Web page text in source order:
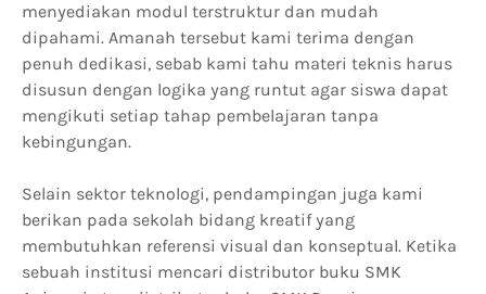
menyediakan modul terstruktur dan mudah
dipahami. Amanah tersebut kami terima dengan
penuh dedikasi, sebab kami tahu materi teknis harus
disusun dengan logika yang runtut agar siswa dapat
mengikuti setiap tahap pembelajaran tanpa
kebingungan.
Selain sektor teknologi, pendampingan juga kami
berikan pada sekolah bidang kreatif yang
membutuhkan referensi visual dan konseptual. Ketika
sebuah institusi mencari distributor buku SMK